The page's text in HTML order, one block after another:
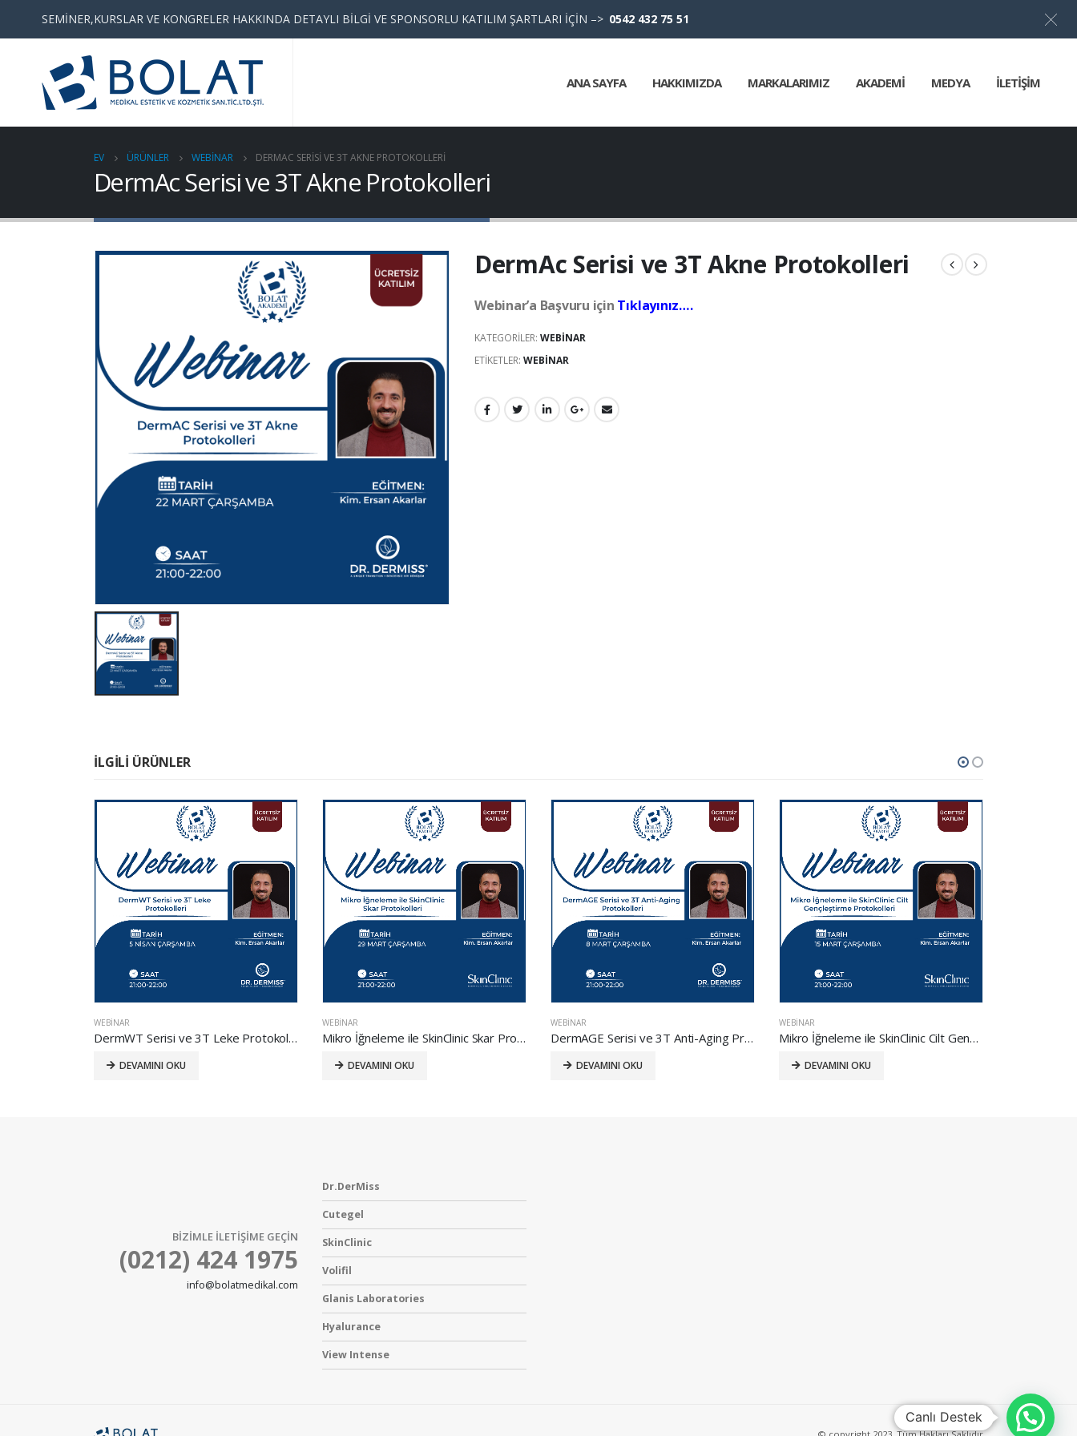
ANA SAYFA HAKKIMIZDA MARKALARIMIZ AKADEMİ MEDYA İLETİŞİM
EV ÜRÜNLER WEBINAR DERMAC SERISI VE 3T AKNE PROTOKOLLERI
DermAc Serisi ve 3T Akne Protokolleri
DermAc Serisi ve 3T Akne Protokolleri
Webinar’a Başvuru için Tıklayınız….
KATEGORILER: WEBINAR
ETIKETLER: WEBINAR
İLGILI ÜRÜNLER
WEBINAR
DermWT Serisi ve 3T Leke Protokolleri
DEVAMINI OKU
WEBINAR
Mikro İğneleme ile SkinClinic Skar Protokolleri
DEVAMINI OKU
WEBINAR
DermAGE Serisi ve 3T Anti-Aging Protokolleri
DEVAMINI OKU
WEBINAR
Mikro İğneleme ile SkinClinic Cilt Gençleştirme Protokolleri
DEVAMINI OKU
BİZİMLE İLETİŞİME GEÇİN
(0212) 424 1975
info@bolatmedikal.com
Dr.DerMiss
Cutegel
SkinClinic
Volifil
Glanis Laboratories
Hyalurance
View Intense
Türkçe
SEMİNER,KURSLAR VE KONGRELER HAKKINDA DETAYLI BİLGİ VE SPONSORLU KATILIM ŞARTLARI İÇİN –> 0542 432 75 51
Canlı Destek